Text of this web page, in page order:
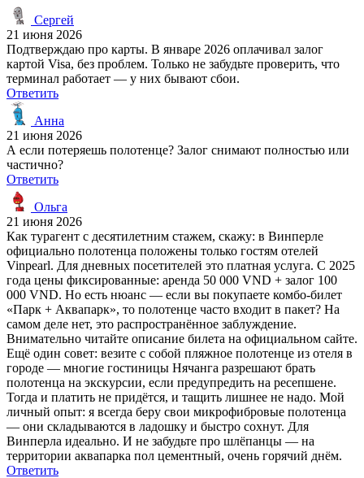
Сергей
21 июня 2026
Подтверждаю про карты. В январе 2026 оплачивал залог
картой Visa, без проблем. Только не забудьте проверить, что
терминал работает — у них бывают сбои.
Ответить
Анна
21 июня 2026
А если потеряешь полотенце? Залог снимают полностью или
частично?
Ответить
Ольга
21 июня 2026
Как турагент с десятилетним стажем, скажу: в Винперле
официально полотенца положены только гостям отелей
Vinpearl. Для дневных посетителей это платная услуга. С 2025
года цены фиксированные: аренда 50 000 VND + залог 100
000 VND. Но есть нюанс — если вы покупаете комбо-билет
«Парк + Аквапарк», то полотенце часто входит в пакет? На
самом деле нет, это распространённое заблуждение.
Внимательно читайте описание билета на официальном сайте.
Ещё один совет: везите с собой пляжное полотенце из отеля в
городе — многие гостиницы Нячанга разрешают брать
полотенца на экскурсии, если предупредить на ресепшене.
Тогда и платить не придётся, и тащить лишнее не надо. Мой
личный опыт: я всегда беру свои микрофибровые полотенца
— они складываются в ладошку и быстро сохнут. Для
Винперла идеально. И не забудьте про шлёпанцы — на
территории аквапарка пол цементный, очень горячий днём.
Ответить